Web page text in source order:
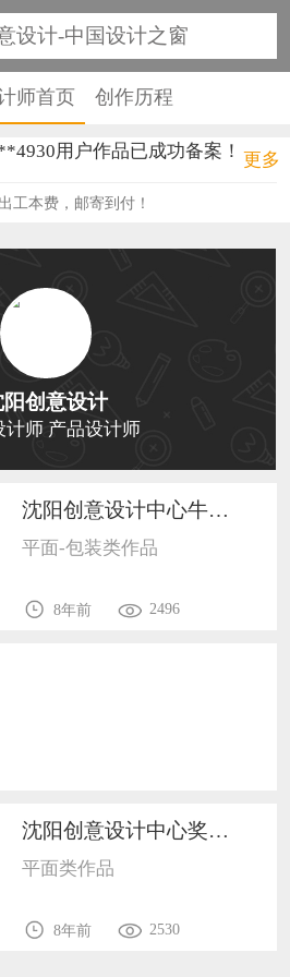
设计-中国设计之窗
师首页 创作历程
用户作品已成功备案！
用户作品已成功备案！
用户作品已成功备案！
用户作品已成功备案！
用户作品已成功备案！
用户作品已成功备案！
更多
工本费，邮寄到付！
阳创意设计
计师 产品设计师
沈阳创意设计中心牛肉干包装1008
平面-包装类作品
8年前 2496
沈阳创意设计中心奖牌设计1
平面类作品
8年前 2530